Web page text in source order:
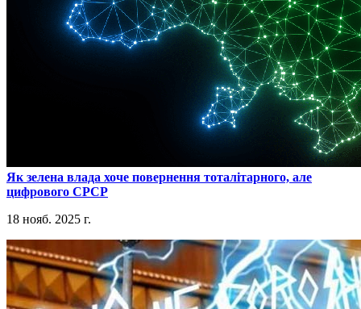
​Як зелена влада хоче повернення тоталітарного, але
цифрового СРСР
18 нояб. 2025 г.